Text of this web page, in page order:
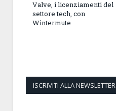
Valve, i licenziamenti del
settore tech, con
Wintermute
ISCRIVITI ALLA NEWSLETTER